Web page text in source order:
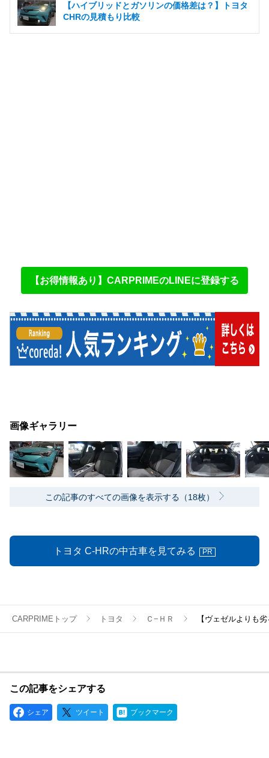
【ハイブリッドとガソリンの価格差は？】トヨタ
CHRの見積もり比較
【お得情報あり】CARPRIMEのLINEに登録する
画像ギャラリー
この記事のすべての画像を表示する（18枚）
トヨタ C-HRの中古車を見てみる PR
CARPRIMEトップ トヨタ Ｃ−ＨＲ 【ヴェゼルよりも
この記事をシェアする
シェア ツイート ブックマーク